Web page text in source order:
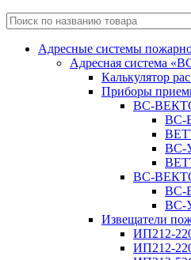
Адресные системы
Адресная система
Калькулятор
Приборы
ВС-
ВС-
ВС-
ВС-
ВС-
ВС-
Извещатели
ИП212-
ИП212-